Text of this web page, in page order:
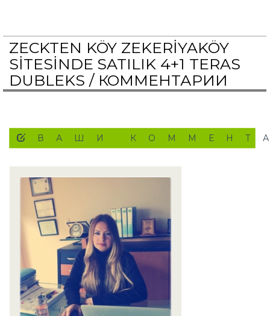
ZECKTEN KÖY ZEKERİYAKÖY
SİTESİNDE SATILIK 4+1 TERAS
DUBLEKS / КОММЕНТАРИИ
ВАШИ